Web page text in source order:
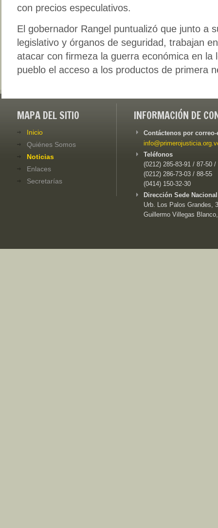
con precios especulativos.
El gobernador Rangel puntualizó que junto a
legislativo y órganos de seguridad, trabajan
atacar con firmeza la guerra económica en la
pueblo el acceso a los productos de primera
MAPA DEL SITIO
Inicio
Quiénes Somos
Noticias
Enlaces
Secretarías
INFORMACIÓN DE
Contáctenos por
Teléfonos
(0212) 285-83-91 / 87-50 /
(0212) 286-73-03 / 88-55
(0414) 150-32-30
Dirección Sede
Urb. Los Palos Grandes,
Guillermo Villegas